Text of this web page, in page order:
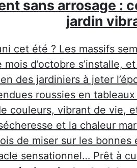
sans arrosage :
jardin
cet été ? Les massifs
mois d’octobre
des jardiniers à jeter
roussies en
couleurs, vibrant de vie,
et la chaleur
de miser sur les
sensationnel… Prêt à